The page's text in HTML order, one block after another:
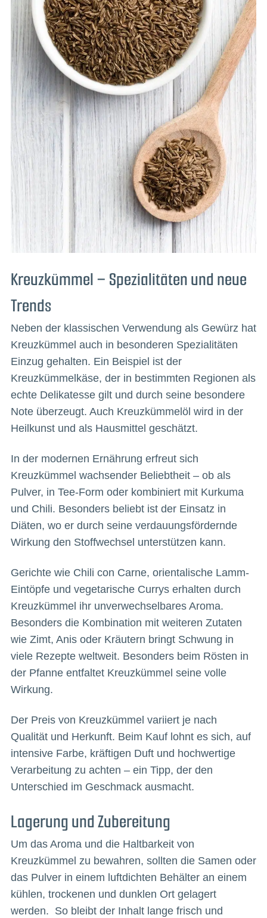
Kreuzkümmel – Spezialitäten und neue
Trends
Neben der klassischen Verwendung als Gewürz hat
Kreuzkümmel auch in besonderen Spezialitäten
Einzug gehalten. Ein Beispiel ist der
Kreuzkümmelkäse, der in bestimmten Regionen als
echte Delikatesse gilt und durch seine besondere
Note überzeugt. Auch Kreuzkümmelöl wird in der
Heilkunst und als Hausmittel geschätzt.
In der modernen Ernährung erfreut sich
Kreuzkümmel wachsender Beliebtheit – ob als
Pulver, in Tee-Form oder kombiniert mit Kurkuma
und Chili. Besonders beliebt ist der Einsatz in
Diäten, wo er durch seine verdauungsfördernde
Wirkung den Stoffwechsel unterstützen kann.
Gerichte wie Chili con Carne, orientalische Lamm-
Eintöpfe und vegetarische Currys erhalten durch
Kreuzkümmel ihr unverwechselbares Aroma.
Besonders die Kombination mit weiteren Zutaten
wie Zimt, Anis oder Kräutern bringt Schwung in
viele Rezepte weltweit. Besonders beim Rösten in
der Pfanne entfaltet Kreuzkümmel seine volle
Wirkung.
Der Preis von Kreuzkümmel variiert je nach
Qualität und Herkunft. Beim Kauf lohnt es sich, auf
intensive Farbe, kräftigen Duft und hochwertige
Verarbeitung zu achten – ein Tipp, der den
Unterschied im Geschmack ausmacht.
Lagerung und Zubereitung
Um das Aroma und die Haltbarkeit von
Kreuzkümmel zu bewahren, sollten die Samen oder
das Pulver in einem luftdichten Behälter an einem
kühlen, trockenen und dunklen Ort gelagert
werden. So bleibt der Inhalt lange frisch und